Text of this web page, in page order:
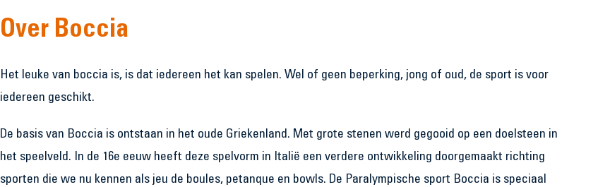
Over Boccia
Het leuke van boccia is, is dat iedereen het kan spelen. Wel of geen beperking, jong of oud, de sport is voor
iedereen geschikt.
De basis van Boccia is ontstaan in het oude Griekenland. Met grote stenen werd gegooid op een doelsteen in
het speelveld. In de 16e eeuw heeft deze spelvorm in Italië een verdere ontwikkeling doorgemaakt richting
sporten die we nu kennen als jeu de boules, petanque en bowls. De Paralympische sport Boccia is speciaal